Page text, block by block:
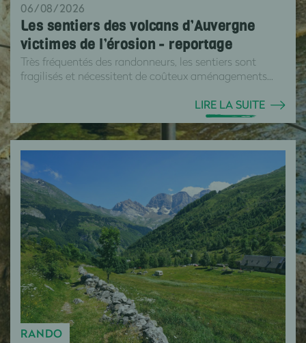
06/08/2026
Les sentiers des volcans d’Auvergne
victimes de l’érosion - reportage
Très fréquentés des randonneurs, les sentiers sont
fragilisés et nécessitent de coûteux aménagements...
LIRE LA SUITE
RANDO